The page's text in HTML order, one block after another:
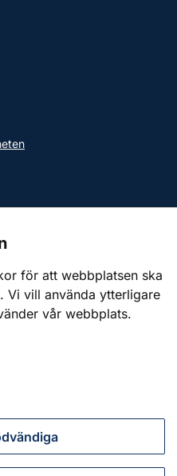
för att webbplatsen ska
Vi vill använda ytterligare
vår webbplats.